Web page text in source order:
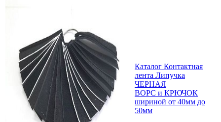
Каталог Контактная
лента Липучка
ЧЕРНАЯ
ВОРС и КРЮЧОК
шириной от 40мм до
50мм